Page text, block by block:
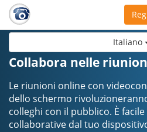
Italiano
Collabora nelle
Le riunioni online con
dello schermo
colleghi con il pubblico. È
collaborative dal tuo